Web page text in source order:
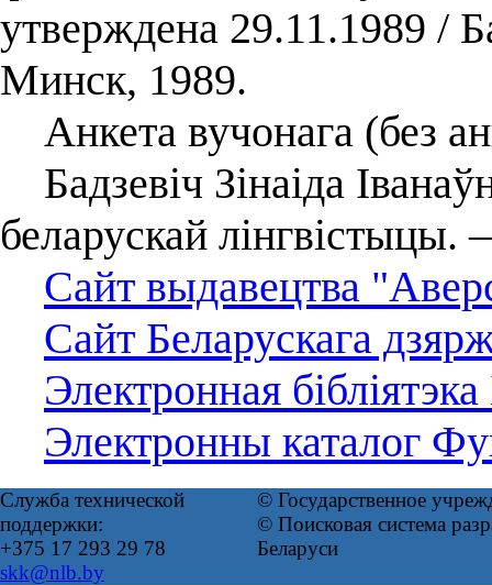
утверждена 29.11.1989 /
Минск, 1989.
Анкета вучонага (без
Бадзевіч Зінаіда
беларускай
Сайт выдавецтва
Сайт Беларускага
Электронная
Электронны каталог
Служба технической
поддержки:
+375 17 293 29 78
skk@nlb.by
© Государственное
© Поисковая система
Беларуси